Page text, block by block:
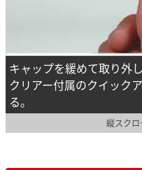
キャップを緩めて取り外
クリアー付属のクイック
る。
縦スク